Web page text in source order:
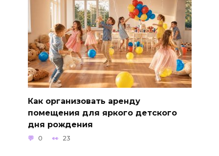
Как организовать аренду
помещения для яркого детского
дня рождения
0 23